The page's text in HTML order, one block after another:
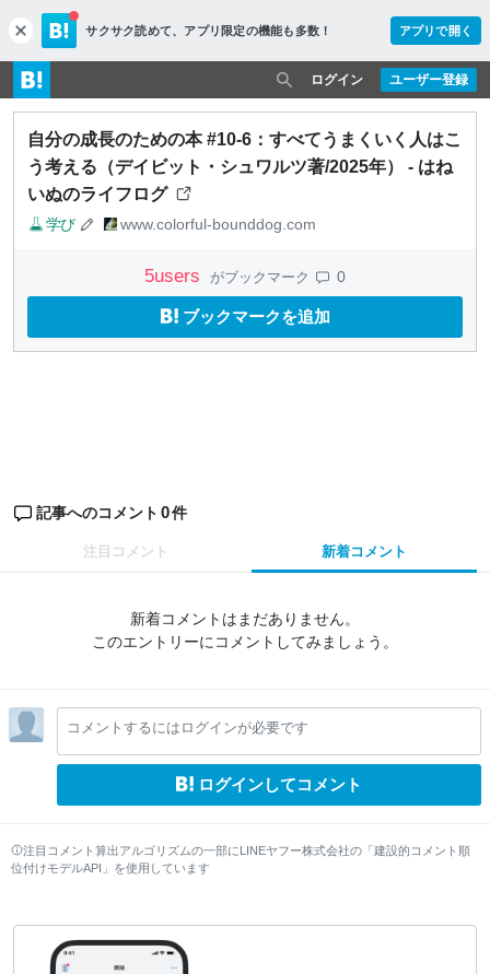
c
l
o
s
e
サクサク読めて、 アプリ限定の機能も多数！ アプリで開く
ユーザー登録
ログイン
自分の成長のための本 #10-6：すべてうまくいく人はこ
う考える（デイビット・シュワルツ著/2025年） - はね
いぬのライフログ
学び www.colorful-bounddog.com
5users がブックマーク 0
ブックマークを追加
記事へのコメント 0件
注目コメント 新着コメント
新着コメントはまだありません。
このエントリーにコメントしてみましょう。
コメントするにはログインが必要です
ログインしてコメント
注目コメント算出アルゴリズムの一部にLINEヤフー株式会社の「建設的コメント順
位付けモデルAPI」を使用しています